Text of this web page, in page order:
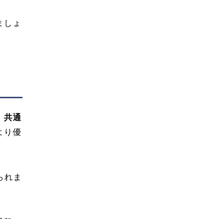
ょ
共通
り優
れま